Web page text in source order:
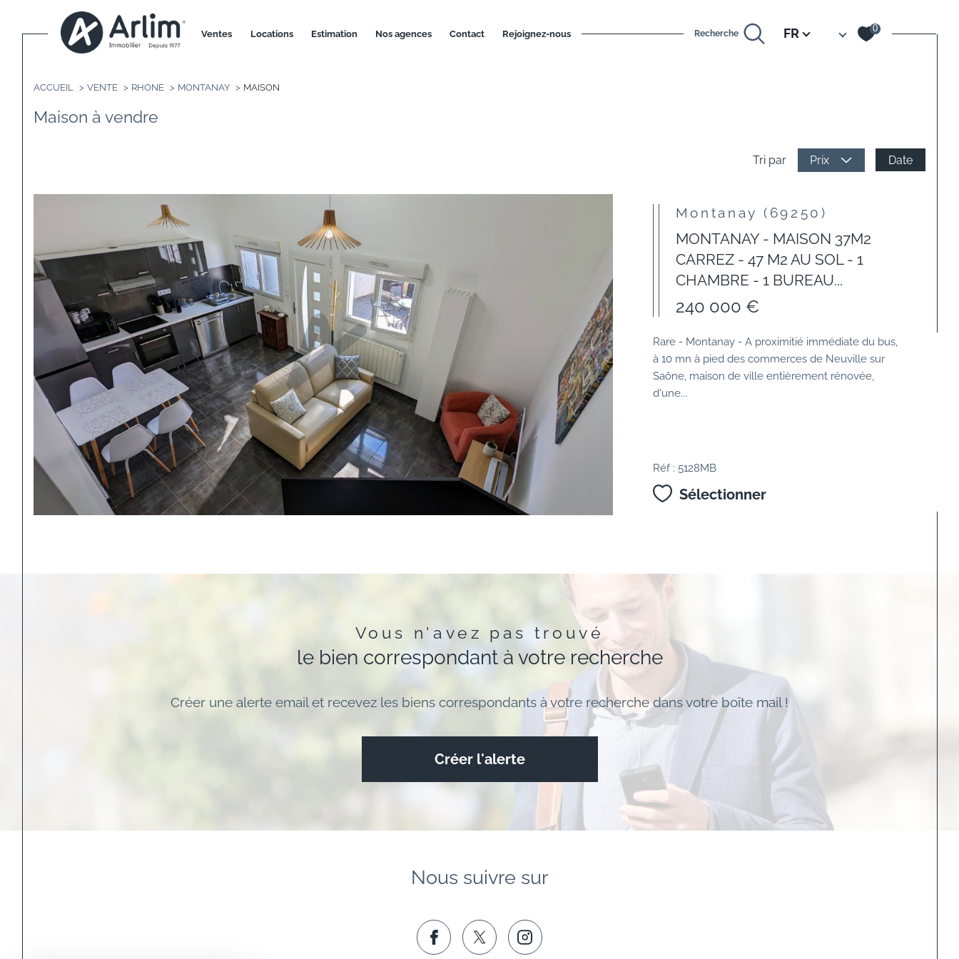
ventes locations estimation nos agences contact rejoignez-nous Recherche Langue
FR 0
ACCUEIL VENTE RHONE MONTANAY MAISON
Maison à vendre
Tri par Prix Date
Montanay (69250)
MONTANAY - MAISON 37M2
CARREZ - 47 M2 AU SOL - 1
CHAMBRE - 1 BUREAU...
240 000 €
Rare - Montanay - A proximitié immédiate du bus,
à 10 mn à pied des commerces de Neuville sur
Saône, maison de ville entièrement rénovée,
d'une...
Réf : 5128MB
Sélectionner
Vous n'avez pas trouvé
le bien correspondant à votre recherche
Créer une alerte email et recevez les biens correspondants à votre recherche dans votre boîte mail !
Créer l'alerte
Nous suivre sur